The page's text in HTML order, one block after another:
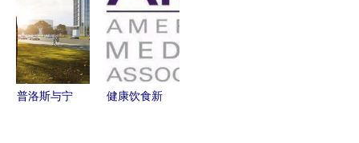
衔行业标杆
军企业齐聚
协美医院，
容错过！
普洛斯与宁
健康饮食新